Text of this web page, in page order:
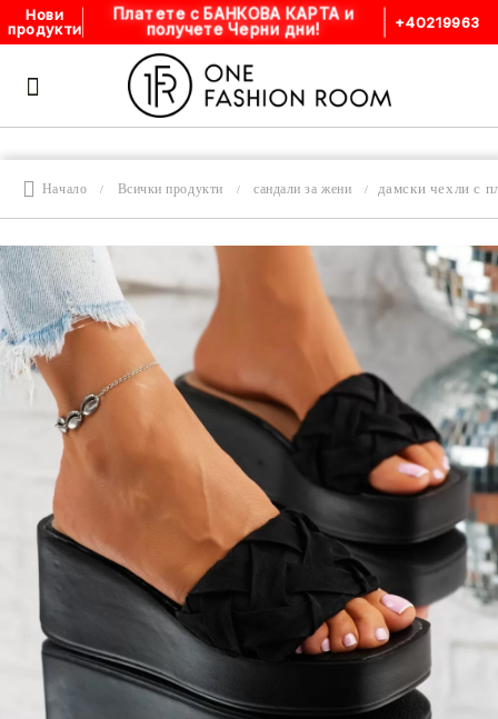
Нови
продукти
Платете с БАНКОВА КАРТА и
получете Черни дни!
+40219963
Начало Всички продукти сандали за жени дамски чехли с